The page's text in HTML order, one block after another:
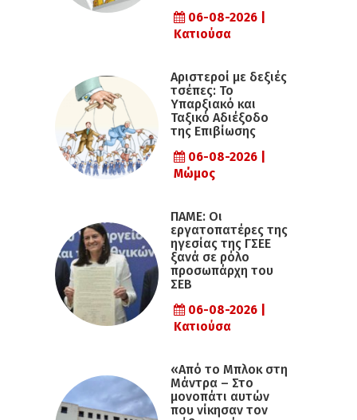
06-08-2026 |
Κατιούσα
Αριστεροί με δεξιές
τσέπες: Το
Υπαρξιακό και
Ταξικό Αδιέξοδο
της Επιβίωσης
06-08-2026 |
Μώμος
ΠΑΜΕ: Οι
εργατοπατέρες της
ηγεσίας της ΓΣΕΕ
ξανά σε ρόλο
προσωπάρχη του
ΣΕΒ
06-08-2026 |
Κατιούσα
«Από το Μπλοκ στη
Μάντρα – Στο
μονοπάτι αυτών
που νίκησαν τον